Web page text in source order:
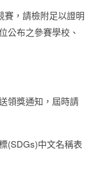
賽，請檢附足以證明
公布之參賽學校、
領獎通知，屆時請
(SDGs)中文名稱表